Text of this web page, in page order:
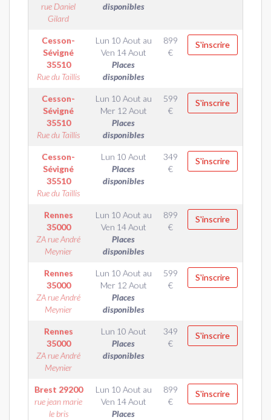
rue Daniel
Gilard
disponibles
Cesson-
Sévigné
35510
Rue du Taillis
Lun 10 Aout au
Ven 14 Aout
Places
disponibles
899
€
S'inscrire
Cesson-
Sévigné
35510
Rue du Taillis
Lun 10 Aout au
Mer 12 Aout
Places
disponibles
599
€
S'inscrire
Cesson-
Sévigné
35510
Rue du Taillis
Lun 10 Aout
Places
disponibles
349
€
S'inscrire
Rennes
35000
ZA rue André
Meynier
Lun 10 Aout au
Ven 14 Aout
Places
disponibles
899
€
S'inscrire
Rennes
35000
ZA rue André
Meynier
Lun 10 Aout au
Mer 12 Aout
Places
disponibles
599
€
S'inscrire
Rennes
35000
ZA rue André
Meynier
Lun 10 Aout
Places
disponibles
349
€
S'inscrire
Brest 29200
rue jean marie
le bris
Lun 10 Aout au
Ven 14 Aout
Places
899
€
S'inscrire